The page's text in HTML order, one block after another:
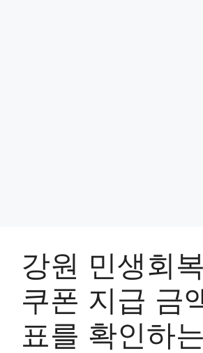
강원 민생회
쿠폰 지급 금
표를 확인하